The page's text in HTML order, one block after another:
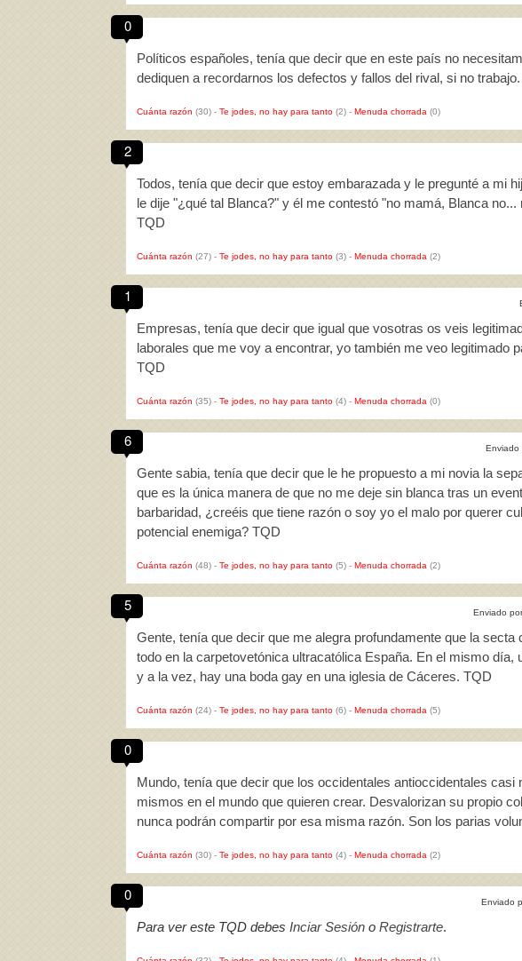
0
Políticos españoles, tenía que decir que en este país no
dediquen a recordarnos los defectos y fallos del rival, si no
Cuánta razón (30) - Te jodes, no hay para tanto (2) - Menuda chorrada (0)
2
Todos, tenía que decir que estoy embarazada y le pregunté a mi
le dije "¿qué tal Blanca?" y él me contestó "no mamá, Blanca
TQD
Cuánta razón (27) - Te jodes, no hay para tanto (3) - Menuda chorrada (2)
1
Empresas, tenía que decir que igual que vosotras os veis
laborales que me voy a encontrar, yo también me veo legitimado
TQD
Cuánta razón (35) - Te jodes, no hay para tanto (4) - Menuda chorrada (0)
6 Enviado
Gente sabia, tenía que decir que le he propuesto a mi novia la
que es la única manera de que no me deje sin blanca tras un
barbaridad, ¿creéis que tiene razón o soy yo el malo por querer
potencial enemiga? TQD
Cuánta razón (48) - Te jodes, no hay para tanto (5) - Menuda chorrada (2)
5 Enviado
Gente, tenía que decir que me alegra profundamente que la
todo en la carpetovetónica ultracatólica España. En el mismo
y a la vez, hay una boda gay en una iglesia de Cáceres. TQD
Cuánta razón (24) - Te jodes, no hay para tanto (6) - Menuda chorrada (5)
0
Mundo, tenía que decir que los occidentales antioccidentales casi
mismos en el mundo que quieren crear. Desvalorizan su propio
nunca podrán compartir por esa misma razón. Son los parias
Cuánta razón (30) - Te jodes, no hay para tanto (4) - Menuda chorrada (2)
0 Enviado
Para ver este TQD debes Inciar Sesión o Registrarte.